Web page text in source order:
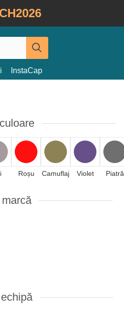
CH2026
InstaCap
Roșu Camuflaj Violet Piatră